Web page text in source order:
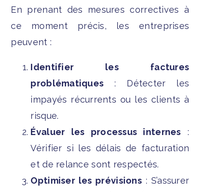
En prenant des mesures correctives à
ce moment précis, les entreprises
peuvent :
Identifier les factures
problématiques : Détecter les
impayés récurrents ou les clients à
risque.
Évaluer les processus internes :
Vérifier si les délais de facturation
et de relance sont respectés.
Optimiser les prévisions : S’assurer